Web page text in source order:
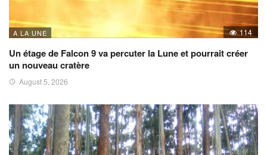
A LA UNE 114
Un étage de Falcon 9 va percuter la Lune et pourrait créer
un nouveau cratère
August 5, 2026